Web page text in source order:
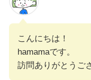
こんにちは！
hamamaです。
訪問ありがとうご